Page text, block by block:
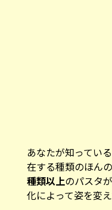
あなたが知ってい
在する種類のほん
種類以上のパスタ
化によって姿を変え